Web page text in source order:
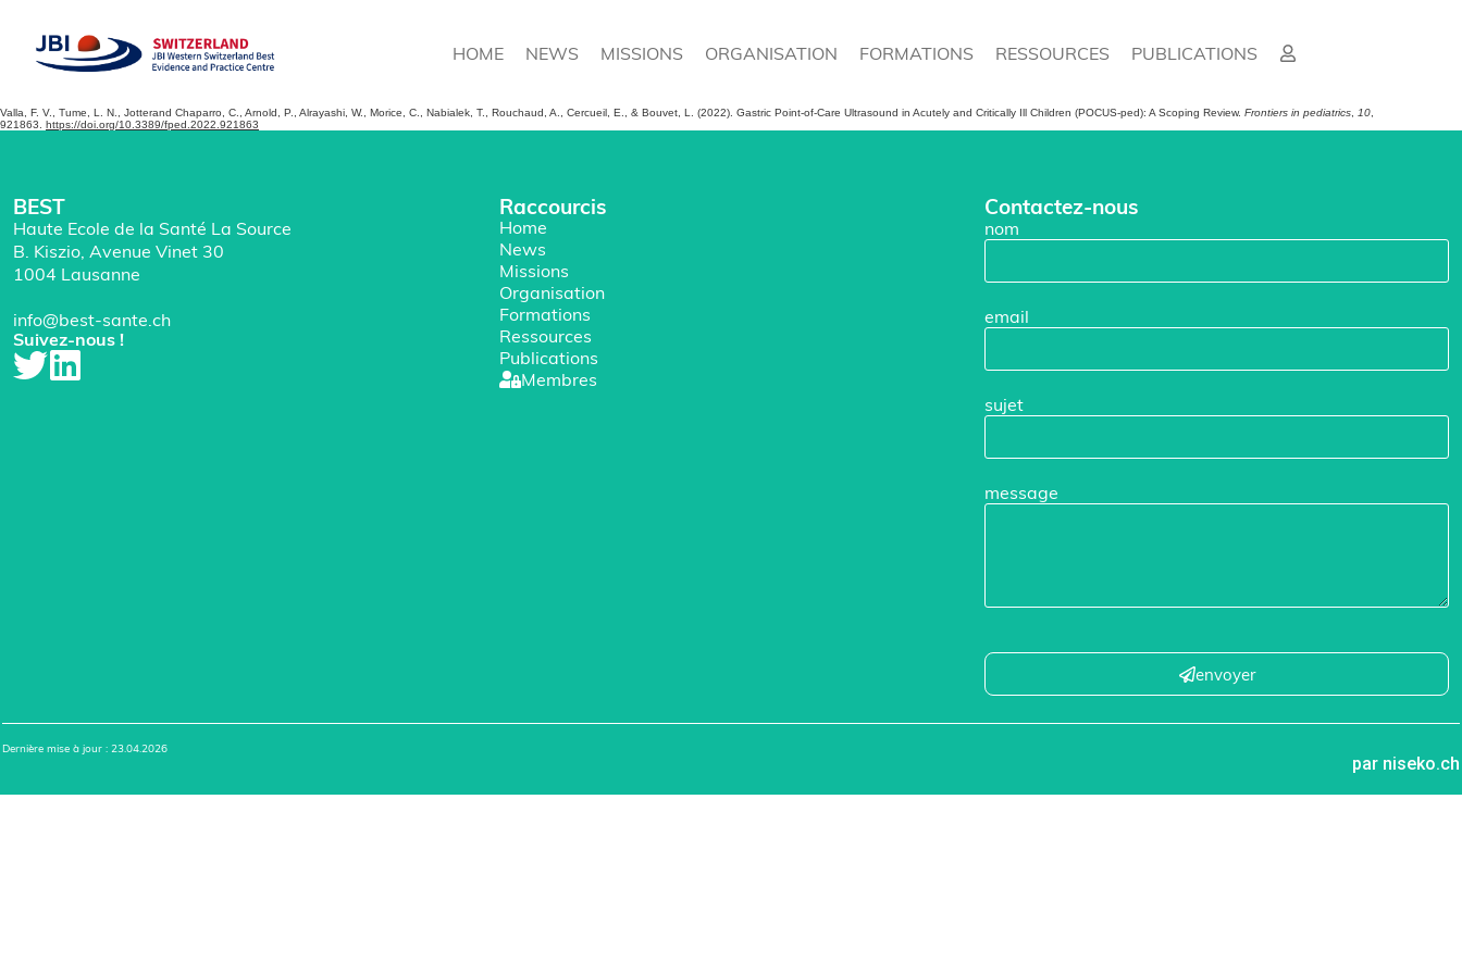
HOME NEWS MISSIONS ORGANISATION FORMATIONS RESSOURCES PUBLICATIONS
Valla, F. V., Tume, L. N., Jotterand Chaparro, C., Arnold, P., Alrayashi, W., Morice, C., Nabialek, T., Rouchaud, A., Cercueil, E., & Bouvet, L. (2022). Gastric Point-of-Care Ultrasound in Acutely and Critically Ill Children (POCUS-ped): A Scoping Review. Frontiers in pediatrics 10
921863. https://doi.org/10.3389/fped.2022.921863
BEST
Haute Ecole de la Santé La Source
B. Kiszio, Avenue Vinet 30
1004 Lausanne
info@best-sante.ch
Suivez-nous !
Raccourcis
Home
News
Missions
Organisation
Formations
Ressources
Publications
Membres
Contactez-nous
nom
email
sujet
message
envoyer
Dernière mise à jour : 23.04.2026
par niseko.ch